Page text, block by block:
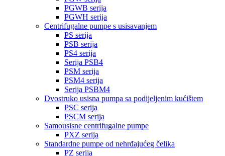
PGWB serija
PGWH serija
Centrifugalne pumpe s usisavanjem
PS serija
PSB serija
PS4 serija
Serija PSB4
PSM serija
PSM4 serija
Serija PSBM4
Dvostruko usisna pumpa sa podijeljenim kućištem
PSC serija
PSCM serija
Samousisne centrifugalne pumpe
PXZ serija
Standardne pumpe od nehrđajućeg čelika
PZ serija